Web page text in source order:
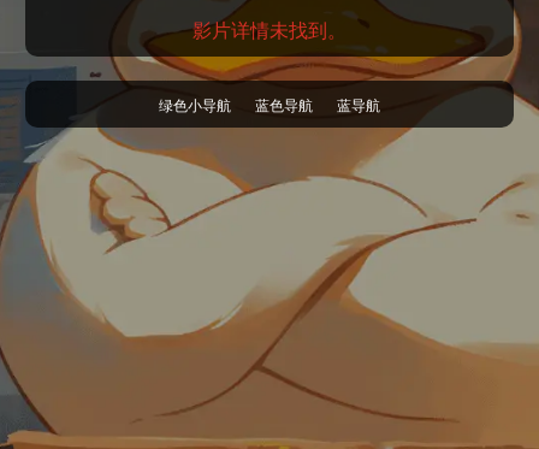
影片详情未找到。
绿色小导航 蓝色导航 蓝导航